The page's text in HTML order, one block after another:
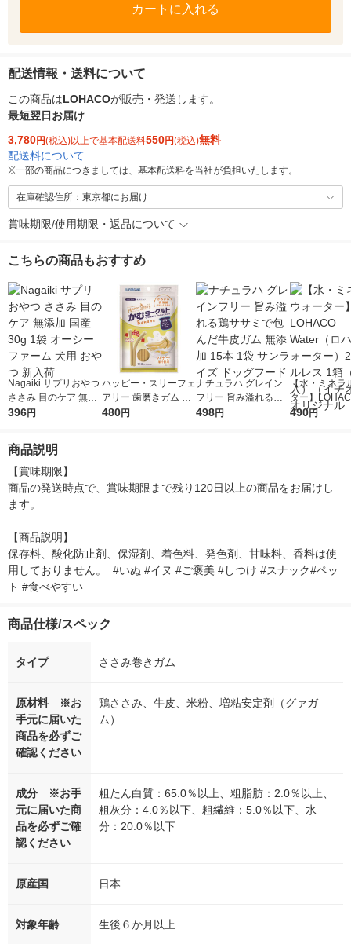
カートに入れる
配送情報・送料について
この商品はLOHACOが販売・発送します。
最短翌日お届け
3,780円(税込)以上で基本配送料550円(税込)無料
配送料について
※一部の商品につきましては、基本配送料を当社が負担いたします。
在庫確認住所：東京都にお届け
賞味期限/使用期限・返品について
こちらの商品もおすすめ
Nagaiki サプリおやつ
ささみ 目のケア 無添
加 国産 30g 1袋 オー
396円
ハッピー・スリーフェ
アリー 歯磨きガム か
むヨーグルト バナナ
480円
ナチュラハ グレイン
フリー 旨み溢れる鶏
ササミで包んだ牛皮ガ
498円
【水・ミネラ
ター】
r（ロハコウ
490円
商品説明
【賞味期限】
商品の発送時点で、賞味期限まで残り120日以上の商品をお届けし
ます。
【商品説明】
保存料、酸化防止剤、保湿剤、着色料、発色剤、甘味料、香料は使
用しておりません。  #いぬ #イヌ #ご褒美 #しつけ #スナック#ペッ
ト #食べやすい
商品仕様/スペック
タイプ ささみ巻きガム
原材料 ※お
手元に届いた
商品を必ずご
確認ください
鶏ささみ、牛皮、米粉、増粘安定剤（グァガ
ム）
成分 ※お手
元に届いた商
品を必ずご確
認ください
粗たん白質：65.0％以上、粗脂肪：2.0％以上、
粗灰分：4.0％以下、粗繊維：5.0％以下、水
分：20.0％以下
原産国 日本
対象年齢 生後６か月以上